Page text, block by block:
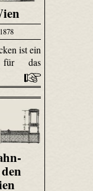
ist ein
für das